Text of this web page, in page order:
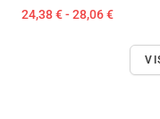
24,38 € - 28,06 €